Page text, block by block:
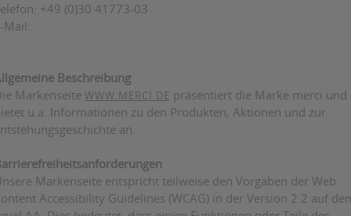
+49 (0)30 41773-03
Mail:
Beschreibung
Markenseite WWW.MERCI.DE präsentiert die Marke merci und
u.a. Informationen zu den Produkten, Aktionen und zur
an.
Markenseite entspricht teilweise den Vorgaben der Web
Accessibility Guidelines (WCAG) in der Version 2.2 auf